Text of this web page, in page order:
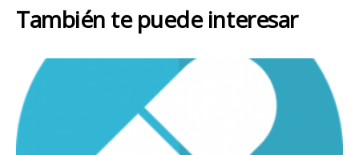
También te puede interesar